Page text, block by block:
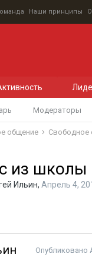
Наши принципы
Модераторы
общение Свободное
из школы
Ильин, Апрель 4,
Опубликовано